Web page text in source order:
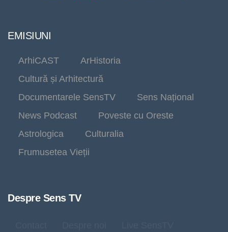
EMISIUNI
ArhiCAST
ArHistoria
Cultură și Arhitectură
Documentarele SensTV
Sens Național
News Podcast
Poveste cu Oreste
Astrologica
Culturalia
Frumusetea Vieții
Despre Sens TV